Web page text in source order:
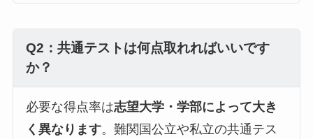
Q2：共通テストは何点取れればいいです
か？
必要な得点率は志望大学・学部によって大き
く異なります。難関国公立や私立の共通テス